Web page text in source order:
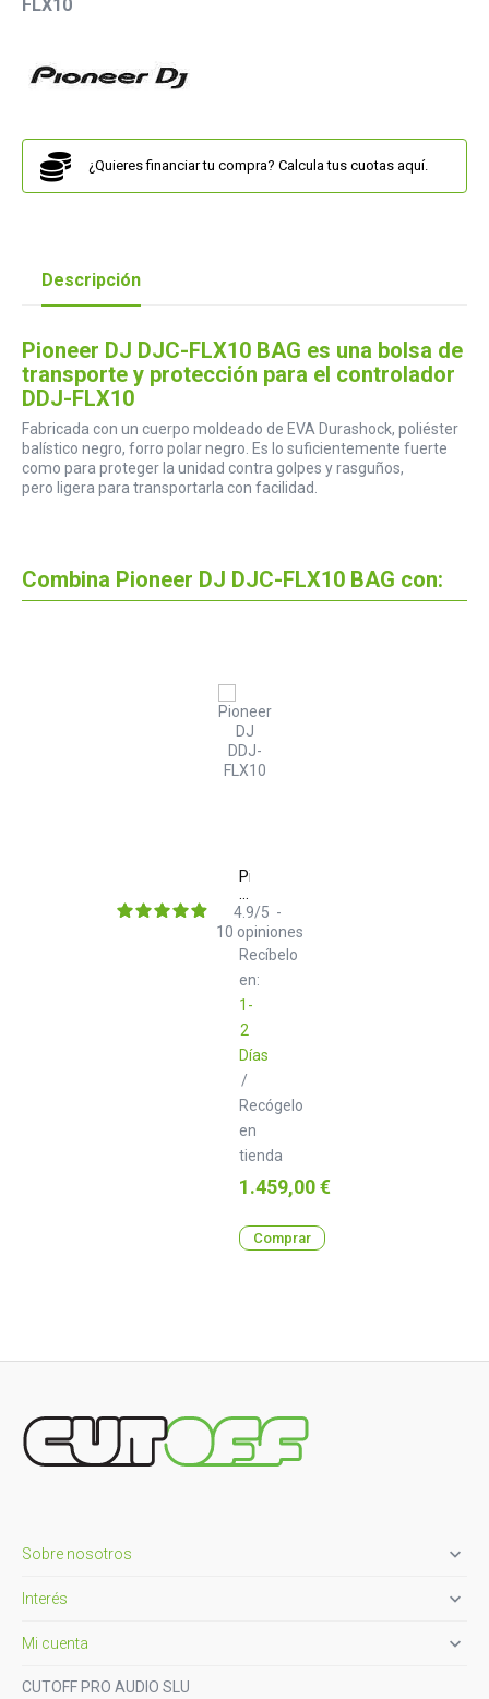
FLX10
¿Quieres financiar tu compra? Calcula tus cuotas aquí.
Descripción
Pioneer DJ DJC-FLX10 BAG es una bolsa de
transporte y protección para el controlador
DDJ-FLX10
Fabricada con un cuerpo moldeado de EVA Durashock, poliéster
balístico negro, forro polar negro. Es lo suficientemente fuerte
como para proteger la unidad contra golpes y rasguños,
pero ligera para transportarla con facilidad.
Combina Pioneer DJ DJC-FLX10 BAG con:
Pioneer
DJ
DDJ-
FLX10
Recíbelo
en:
1-
2
Días
/
Recógelo
en
tienda
4.9/5 -
10 opiniones
Precio
1.459,00 €
Comprar
Sobre nosotros 
Interés 
Mi cuenta 
CUTOFF PRO AUDIO SLU